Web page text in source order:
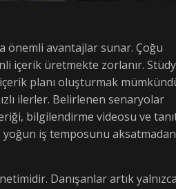
önemli avantajlar sunar. Çoğu
içerik üretmekte zorlanır.
planı oluşturmak
ilerler. Belirlenen senaryolar
bilgilendirme videosu ve
iş temposunu aksatmadan
Danışanlar artık